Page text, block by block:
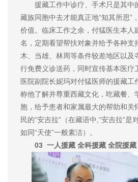
援藏工作中诊疗、手术只是其中
藏族同胞中去才能真正地“知其所思”
价值。临床工作之余，付猛医生本人
名，定期看望帮扶对象并给予各种支
木、当雄、林周等条件较差地区以及
行免费义诊送药，同时宣传基本医疗
医院副院长妮玛对付猛医师的援藏工
称他了解并尊重西藏文化，吃藏餐、
胞，给予患者和家属最大的帮助和关
民的“安吉拉”（在藏语中,“安吉拉”是
如同“天使”一般素洁）。
03 一人援藏 全科援藏 全院援藏